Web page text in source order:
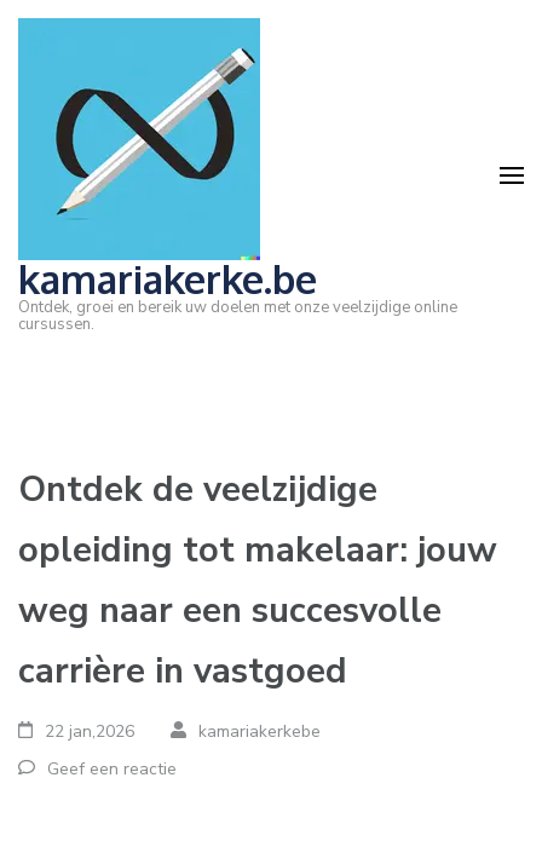
Ga
Enter)
kamariakerke.be
Ontdek, groei en bereik uw doelen met onze veelzijdige online
cursussen.
Ontdek de veelzijdige
opleiding tot makelaar: jouw
weg naar een succesvolle
carrière in vastgoed
22 jan,2026
kamariakerkebe
Geef een reactie